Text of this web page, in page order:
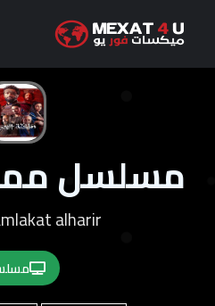
مسلسل
alharir